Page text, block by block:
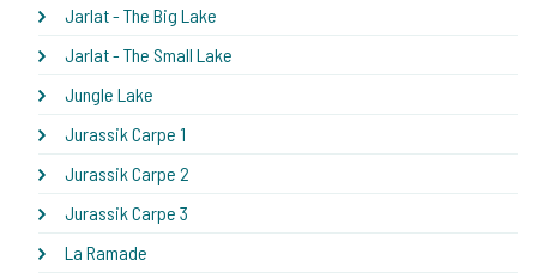
Jarlat - The Big Lake
Jarlat - The Small Lake
Jungle Lake
Jurassik Carpe 1
Jurassik Carpe 2
Jurassik Carpe 3
La Ramade